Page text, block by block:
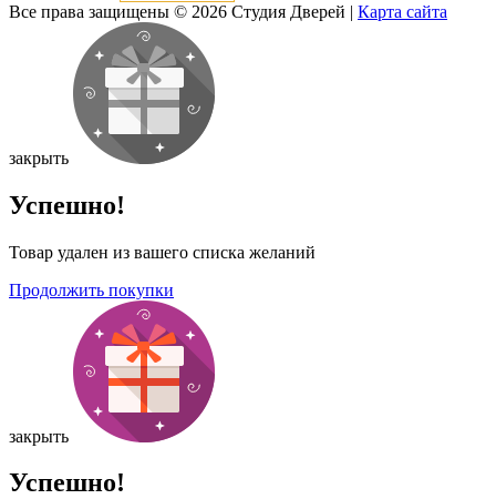
Все права защищены © 2026 Студия Дверей | Карта сайта
закрыть
Успешно!
Товар удален из вашего списка желаний
Продолжить покупки
закрыть
Успешно!